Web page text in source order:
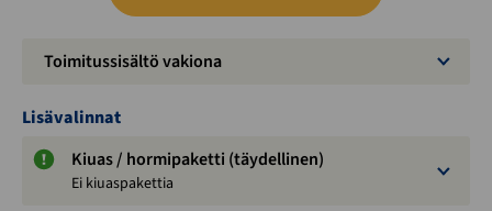
Toimitussisältö vakiona
Lisävalinnat
Kiuas / hormipaketti (täydellinen)
Ei kiuaspakettia